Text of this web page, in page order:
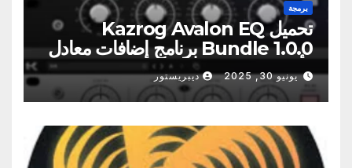
برمجة
تحميل Kazrog Avalon EQ
Bundle 1.0.0 برنامج إضافات معادل
الأنبوب عالي الجودة
يونيو 30, 2025 ديبريستور